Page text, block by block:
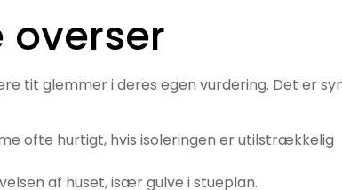
overser
tit glemmer i deres egen vurdering. Det er
ofte hurtigt, hvis isoleringen er utilstrækkelig
af huset, især gulve i stueplan.